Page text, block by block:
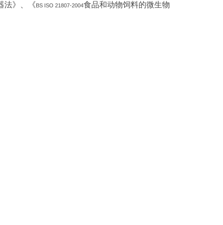
法》、《BS ISO 21807-2004食品和动物饲料的微生物